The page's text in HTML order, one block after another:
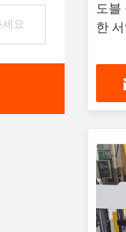
도블
한